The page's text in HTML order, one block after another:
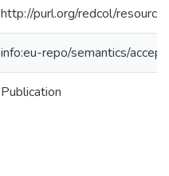
http://purl.org/redcol/
info:eu-repo/semantics/
Publication